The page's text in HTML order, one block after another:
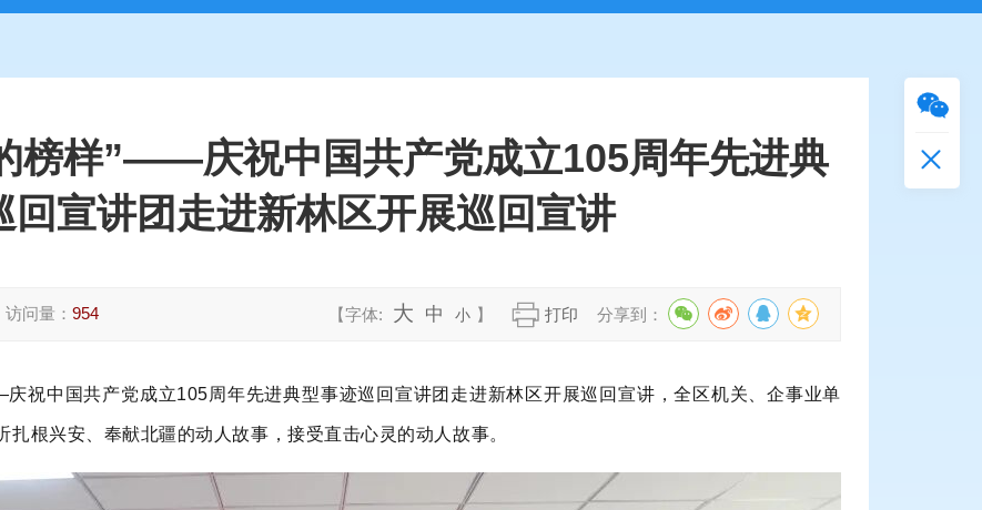
榜样”——庆祝中国共产党成立105周年先进典
回宣讲团走进新林区开展巡回宣讲
访问量： 954 【字体: 大 中 小 】 打印 分享到：
祝中国共产党成立105周年先进典型事迹巡回宣讲团走进新林区开展巡回宣讲，全区机关、企事业单
根兴安、奉献北疆的动人故事，接受直击心灵的动人故事。